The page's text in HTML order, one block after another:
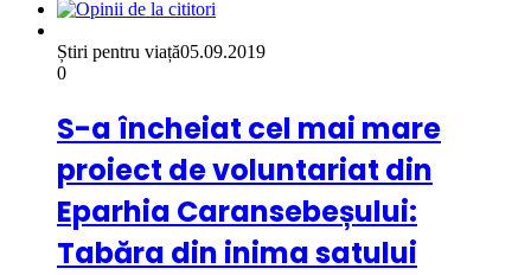
Știri pentru viață05.09.2019
0
S-a încheiat cel mai mare
proiect de voluntariat din
Eparhia Caransebeșului:
Tabăra din inima satului